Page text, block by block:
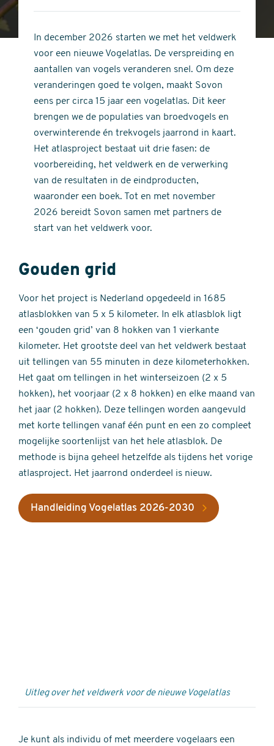
stars
of
stars
In december 2026 starten we met het veldwerk
voor een nieuwe Vogelatlas. De verspreiding en
aantallen van vogels veranderen snel. Om deze
veranderingen goed te volgen, maakt Sovon
eens per circa 15 jaar een vogelatlas. Dit keer
brengen we de populaties van broedvogels en
overwinterende én trekvogels jaarrond in kaart.
Het atlasproject bestaat uit drie fasen: de
voorbereiding, het veldwerk en de verwerking
van de resultaten in de eindproducten,
waaronder een boek. Tot en met november
2026 bereidt Sovon samen met partners de
start van het veldwerk voor.
Gouden grid
Voor het project is Nederland opgedeeld in 1685
atlasblokken van 5 x 5 kilometer. In elk atlasblok ligt
een ‘gouden grid’ van 8 hokken van 1 vierkante
kilometer. Het grootste deel van het veldwerk bestaat
uit tellingen van 55 minuten in deze kilometerhokken.
Het gaat om tellingen in het winterseizoen (2 x 5
hokken), het voorjaar (2 x 8 hokken) en elke maand van
het jaar (2 hokken). Deze tellingen worden aangevuld
met korte tellingen vanaf één punt en een zo compleet
mogelijke soortenlijst van het hele atlasblok. De
methode is bijna geheel hetzelfde als tijdens het vorige
atlasproject. Het jaarrond onderdeel is nieuw.
Handleiding Vogelatlas 2026-2030
Uitleg over het veldwerk voor de nieuwe Vogelatlas
Je kunt als individu of met meerdere vogelaars een